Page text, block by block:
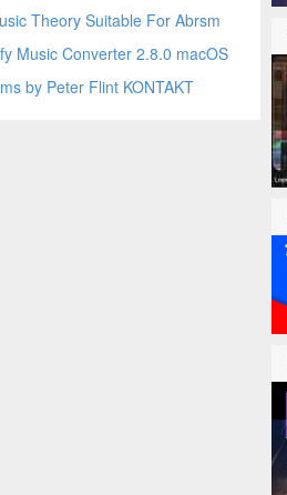
Theory Suitable For Abrsm
Music Converter 2.8.0 macOS
by Peter Flint KONTAKT